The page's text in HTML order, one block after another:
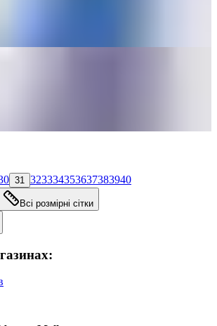
31 323334353637383940
Всі розмірні сітки